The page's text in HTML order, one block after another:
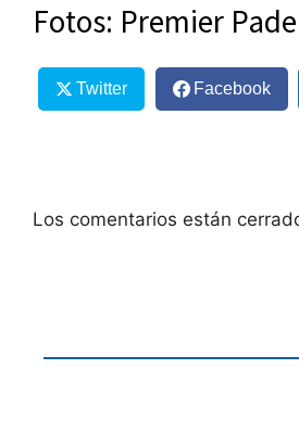
Fotos: Premier
Twitter Facebook
Los comentarios están